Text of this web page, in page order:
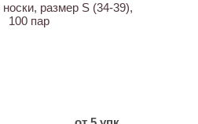
размер S (34-39),
100 пар